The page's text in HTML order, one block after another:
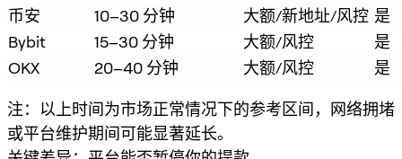
币安
10–30 分钟 大额/新地址/风控 是
Bybit
15–30 分钟 大额/风控
是
OKX
20–40 分钟 大额/风控 是
注：以上时间为市场正常情况下的参考区间，网络拥堵
或平台维护期间可能显著延长。